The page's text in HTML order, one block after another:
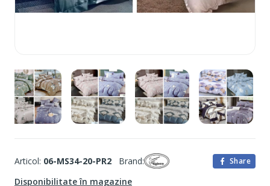
Articol: 06-MS34-20-PR2 Brand: Share
Disponibilitate în magazine